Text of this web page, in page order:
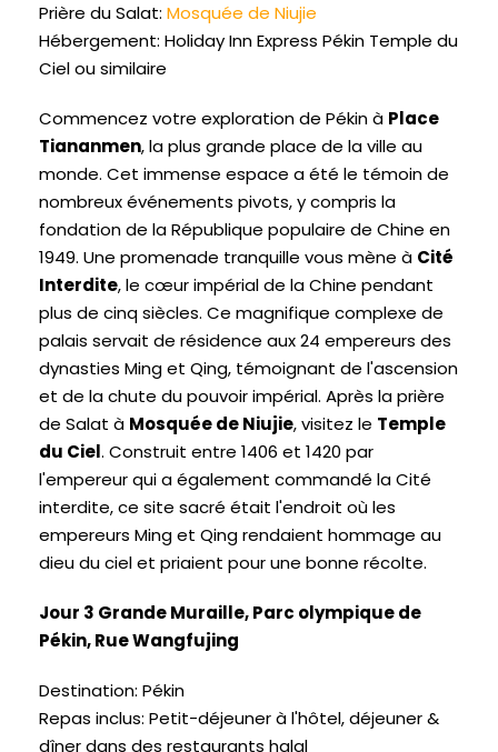
Prière du Salat: Mosquée de Niujie
Hébergement: Holiday Inn Express Pékin Temple du
Ciel ou similaire
Commencez votre exploration de Pékin à Place
Tiananmen, la plus grande place de la ville au
monde. Cet immense espace a été le témoin de
nombreux événements pivots, y compris la
fondation de la République populaire de Chine en
1949. Une promenade tranquille vous mène à Cité
Interdite, le cœur impérial de la Chine pendant
plus de cinq siècles. Ce magnifique complexe de
palais servait de résidence aux 24 empereurs des
dynasties Ming et Qing, témoignant de l'ascension
et de la chute du pouvoir impérial. Après la prière
de Salat à Mosquée de Niujie, visitez le Temple
du Ciel. Construit entre 1406 et 1420 par
l'empereur qui a également commandé la Cité
interdite, ce site sacré était l'endroit où les
empereurs Ming et Qing rendaient hommage au
dieu du ciel et priaient pour une bonne récolte.
Jour 3 Grande Muraille, Parc olympique de
Pékin, Rue Wangfujing
Destination: Pékin
Repas inclus: Petit-déjeuner à l'hôtel, déjeuner &
dîner dans des restaurants halal